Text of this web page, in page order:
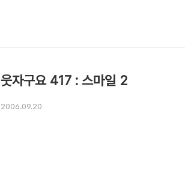
웃자구요 417 : 스마일 2
2006.09.20